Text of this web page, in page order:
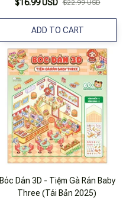
$16.99 USD $22.99 USD
ADD TO CART
Bóc Dán 3D - Tiệm Gà Rán Baby
Three (Tái Bản 2025)